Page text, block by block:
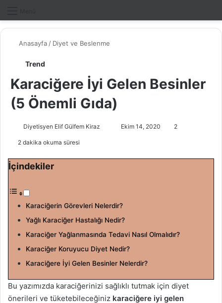
Anasayfa / Diyet ve Beslenme
Trend
Karaciğere İyi Gelen Besinler
(5 Önemli Gıda)
Diyetisyen Elif Gülfem Kiraz
s
t
a
g
d
Ekim 14, 2020 2
2 dakika okuma süresi
İçindekiler
Karaciğerin Görevleri Nelerdir?
Yağlı Karaciğer Hastalığı Nedir?
Karaciğer Yağlanmasında Tedavi Nasıl Olmalıdır?
Karaciğer Koruyucu Diyet Nedir?
Karaciğere İyi Gelen Besinler Nelerdir?
Bu yazımızda karaciğerinizi sağlıklı tutmak için diyet
önerileri ve tüketebileceğiniz karaciğere iyi gelen